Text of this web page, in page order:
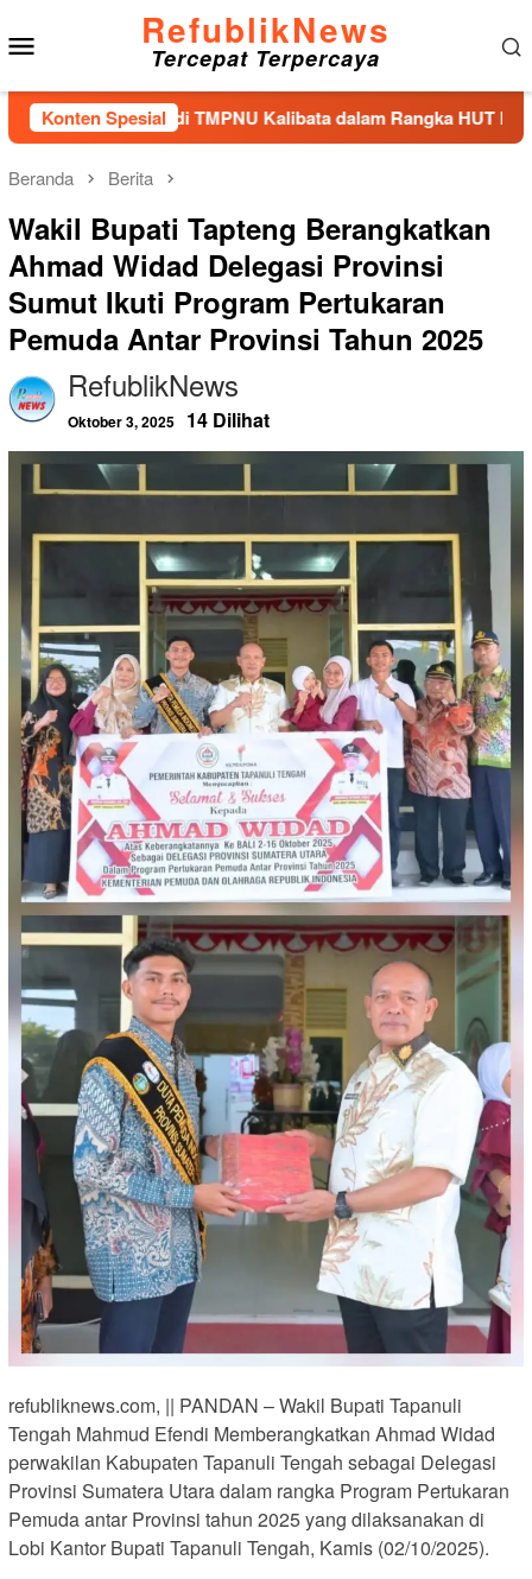
ke
konten
RefublikNews
Tercepat Terpercaya
Konten Spesial
di TMPNU Kalibata dalam Rangka HUT Ke-40 PPAL
Beranda Berita
Wakil Bupati Tapteng Berangkatkan
Ahmad Widad Delegasi Provinsi
Sumut Ikuti Program Pertukaran
Pemuda Antar Provinsi Tahun 2025
RefublikNews
Oktober 3, 2025 14 Dilihat
refubliknews.com, || PANDAN – Wakil Bupati Tapanuli
Tengah Mahmud Efendi Memberangkatkan Ahmad Widad
perwakilan Kabupaten Tapanuli Tengah sebagai Delegasi
Provinsi Sumatera Utara dalam rangka Program Pertukaran
Pemuda antar Provinsi tahun 2025 yang dilaksanakan di
Lobi Kantor Bupati Tapanuli Tengah, Kamis (02/10/2025).